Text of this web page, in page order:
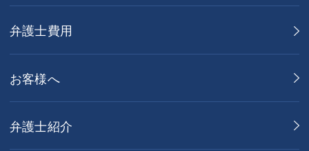
弁護士費用
お客様へ
弁護士紹介